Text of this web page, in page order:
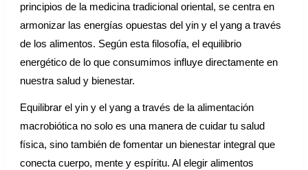
principios de la medicina tradicional oriental, se centra en
armonizar las energías opuestas del yin y el yang a través
de los alimentos. Según esta filosofía, el equilibrio
energético de lo que consumimos influye directamente en
nuestra salud y bienestar.
Equilibrar el yin y el yang a través de la alimentación
macrobiótica no solo es una manera de cuidar tu salud
física, sino también de fomentar un bienestar integral que
conecta cuerpo, mente y espíritu. Al elegir alimentos